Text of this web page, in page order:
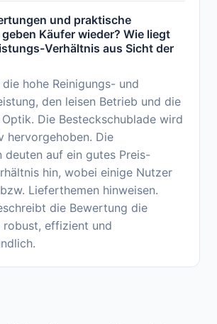
und praktische
Käufer wieder? Wie liegt
Verhältnis aus Sicht der
hohe Reinigungs- und
den leisen Betrieb und die
Die Besteckschublade wird
hervorgehoben. Die
deuten auf ein gutes Preis-
hin, wobei einige Nutzer
Lieferthemen hinweisen.
die Bewertung die
robust, effizient und